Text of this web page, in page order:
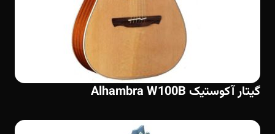
گیتار آکوستیک Alhambra W100B